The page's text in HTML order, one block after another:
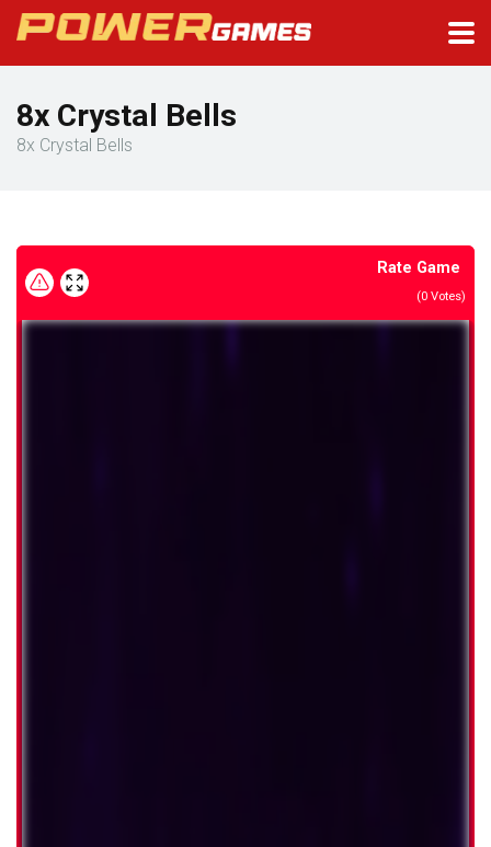
8x Crystal Bells
8x Crystal Bells
Rate Game
(0 Votes)